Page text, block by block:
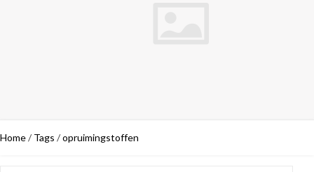
Home/ Tags /opruimingstoffen